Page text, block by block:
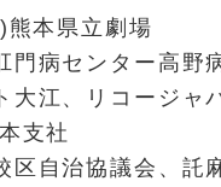
熊本県立劇場
門病センター高野
大江、リコージャ
支社
区自治協議会、託